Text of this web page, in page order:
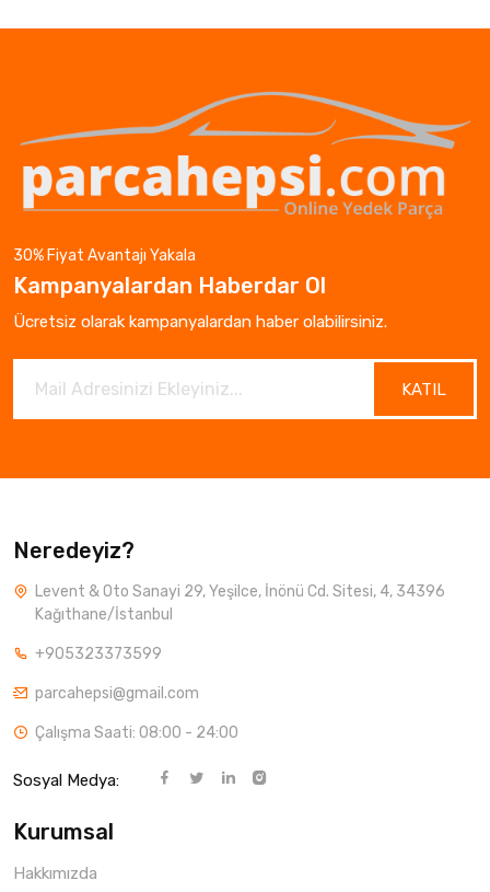
30% Fiyat Avantajı Yakala
Kampanyalardan Haberdar Ol
Ücretsiz olarak kampanyalardan haber olabilirsiniz.
KATIL
Neredeyiz?
Levent & Oto Sanayi 29, Yeşilce, İnönü Cd. Sitesi, 4, 34396
Kağıthane/İstanbul
+905323373599
parcahepsi@gmail.com
Çalışma Saati: 08:00 - 24:00
Sosyal Medya:
Kurumsal
Hakkımızda